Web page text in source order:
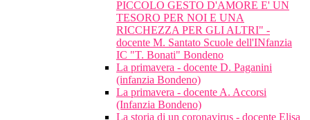
PICCOLO GESTO D'AMORE E' UN
TESORO PER NOI E UNA
RICCHEZZA PER GLI ALTRI" -
docente M. Santato Scuole dell'INfanzia
IC "T. Bonati" Bondeno
La primavera - docente D. Paganini
(infanzia Bondeno)
La primavera - docente A. Accorsi
(Infanzia Bondeno)
La storia di un coronavirus - docente Elisa